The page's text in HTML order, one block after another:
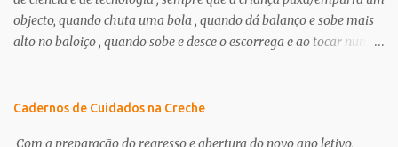
suas outras potencialidades.» in, projeto curricular de sala ano
2012/13, educadora Milena Branco Continuamos a encontrar dias
específicos para abordar a amizade, o outro, enfim, cada um dá-
amigo? O que se dá/recebe de um amigo? Deixo-vos hoje algumas
objecto, quando chuta uma bola , quando dá balanço e sobe mais
alto no baloiço , quando sobe e desce o escorrega e ao tocar num
quando prova uma goma e sente como é doce, ou quando pega um
Cadernos de Cuidados na Creche
Com a preparação do regresso e abertura do novo ano letivo,